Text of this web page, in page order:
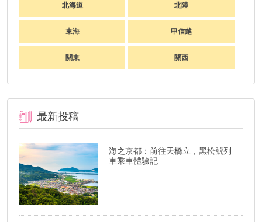
北海道 北陸
東海 甲信越
關東 關西
最新投稿
海之京都：前往天橋立，黑松號列
車乘車體驗記